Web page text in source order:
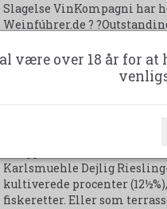
Slagelse VinKompagni har
Weinfúhrer.de ?
Wirtschaftsmagazin DM ?
Betrieb, blandt Tysklands
1/2000? ? Alles über Wein
Tysklands allerbedste
og har således en
Peter Geiben der har
Frugtaromaer,
beliggende i Ruwer-
Karlsmuehle Dejlig
kultiverede procenter
fiskeretter. Eller som
være over 18 år for